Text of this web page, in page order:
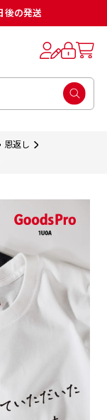
後の発送
恩返し
金額
¥0 （税込）
旗を製作
ラストレー
ます。
社の取り扱
インテン
ご購入後マ
ロードし
で製作する
りサイズ
10ｍｍ）
な情報な
四辺内側に
ン校正して
ます。
のものを
て取り扱っ
応用して自
などのデザ
の団体の
するなどの
の任意の
を埋め込
望の店舗
えると良
に左側と
でチチと
の風向きを
よりも右
うかもしれ
決めてから
ンをする
デザイン
みもあり
できる限
像でみら
イズ表の通
たい場合
さい。
する際の都合
てはｍｍ単
ズも多少の
ります。
イズ表の通
たい場合
さい。
する際の都合
てはｍｍ単
ズも多少の
ります。
対して上
してチチ
ールにく
こみポール
を包み込
がより目
合する加
対して上
してチチ
ールにく
こみポール
を包み込
がより目
合する加
焼き切る
ことで風
す加工で
り返し、縫
することで
工されま
しまうこと
いてきます。
いわれる
を使用し
生地で
クが浸透
は？
で横幕が
の加工手
1本（2分割）
［ +33円 ］
（3分割）
［ +66円 ］
［ +99円 ］